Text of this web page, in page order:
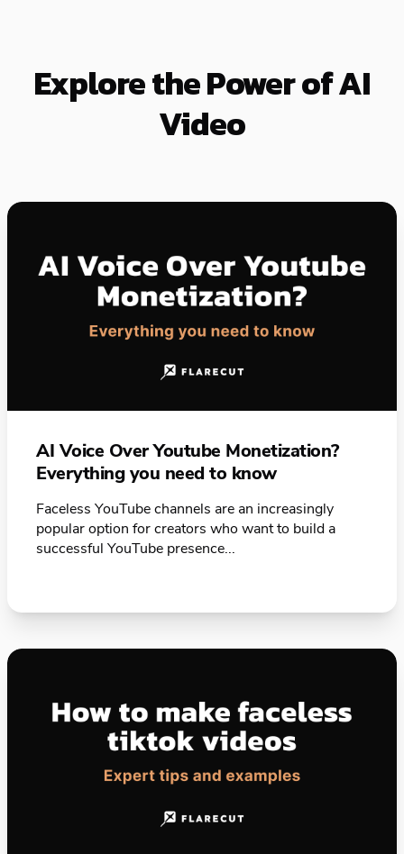
Explore the Power of AI
Video
AI Voice Over Youtube Monetization?
Everything you need to know
Faceless YouTube channels are an increasingly
popular option for creators who want to build a
successful YouTube presence...